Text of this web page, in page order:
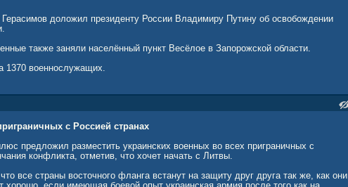
доложил президенту России Владимиру Путину об освобождении
также заняли населённый пункт Весёлое в Запорожской области.
1370 военнослужащих.
с Россией странах
предложил разместить украинских военных во всех приграничных с
конфликта, отметив, что хочет начать с Литвы.
все страны восточного фланга встанут на защиту друг друга так же, как они